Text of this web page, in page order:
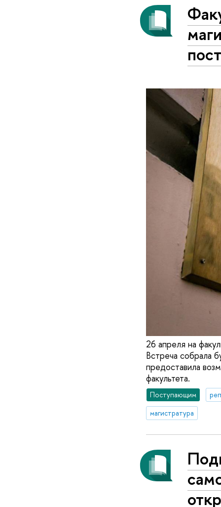
26 апреля на
Встреча собрала
предоставила
факультета.
Поступающим
магистратура